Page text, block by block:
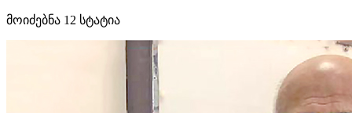
მოიძებნა 12 სტატია